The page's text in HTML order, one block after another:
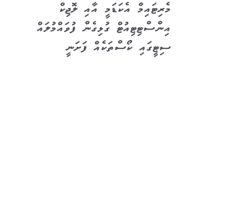
މެރިޓައިމް އެކަޑަމީ އާއި ލޮޖިކް
އިންސްޓިޓިއުޓް ގުޅިގެން ފުވައްމުލައް
ސިޓީގައި ކޯސްތަކެއް ފަށަނީ